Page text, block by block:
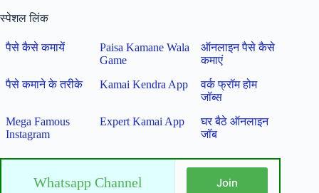
स्पेशल लिंक
पैसे कैसे कमायें
Paisa Kamane Wala
Game
ऑनलाइन पैसे कैसे
कमाएं
पैसे कमाने के तरीके
Kamai Kendra App
वर्क फ्रॉम होम
जॉब्स
Mega Famous
Instagram
Expert Kamai App
घर बैठे ऑनलाइन
जॉब
Whatsapp Channel Join